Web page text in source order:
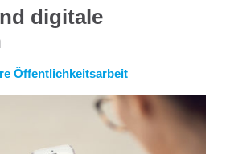
digitale
Öffentlichkeitsarbeit